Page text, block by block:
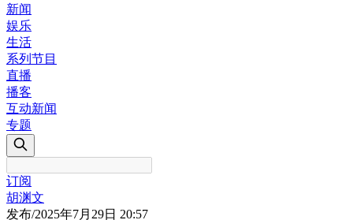
新闻
娱乐
生活
系列节目
直播
播客
互动新闻
专题
订阅
胡渊文
发布/2025年7月29日 20:57